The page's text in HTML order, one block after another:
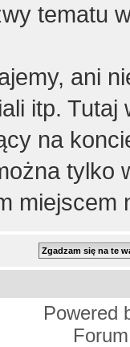
tematu
ani
itp. Tutaj
na
tylko
miejscem
Powered